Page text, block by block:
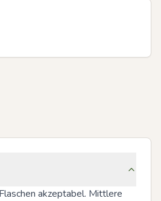
akzeptabel. Mittlere